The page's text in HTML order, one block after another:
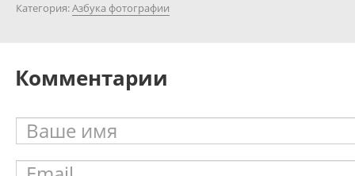
Категория:Азбука фотографии
Комментарии